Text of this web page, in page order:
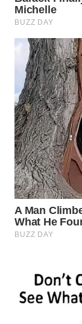
WN
WN
INDRAMAYU
WN
KUNINGAN
WN
MAJALENGKA
WN
SUBANG
WN
PURWAKARTA